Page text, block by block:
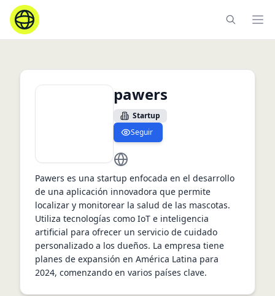
pawers
Startup
Seguir
https://www.pawers.es
Pawers es una startup enfocada en el desarrollo
de una aplicación innovadora que permite
localizar y monitorear la salud de las mascotas.
Utiliza tecnologías como IoT e inteligencia
artificial para ofrecer un servicio de cuidado
personalizado a los dueños. La empresa tiene
planes de expansión en América Latina para
2024, comenzando en varios países clave.